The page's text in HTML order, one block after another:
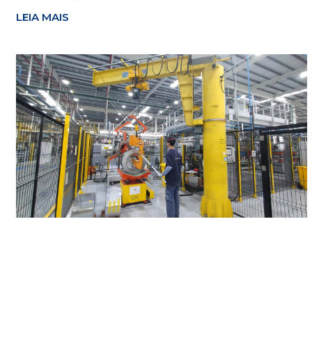
LEIA MAIS